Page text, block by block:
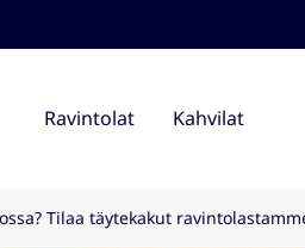
Ravintolat Kahvilat
Tilaa täytekakut